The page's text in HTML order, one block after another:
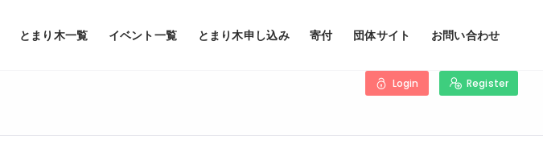
とまり木一覧 イベント一覧 とまり木申し込み 寄付 団体サイト お問い合わせ
Login Register